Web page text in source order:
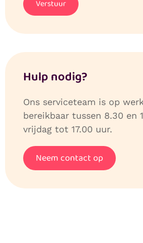
Hulp nodig?
Ons serviceteam is op
bereikbaar tussen 8.30 en
vrijdag tot 17.00 uur.
Neem contact op